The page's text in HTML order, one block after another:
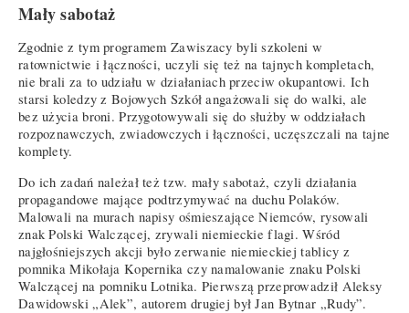
Mały sabotaż
Zgodnie z tym programem Zawiszacy byli szkoleni w
ratownictwie i łączności, uczyli się też na tajnych kompletach,
nie brali za to udziału w działaniach przeciw okupantowi. Ich
starsi koledzy z Bojowych Szkół angażowali się do walki, ale
bez użycia broni. Przygotowywali się do służby w oddziałach
rozpoznawczych, zwiadowczych i łączności, uczęszczali na tajne
komplety.
Do ich zadań należał też tzw. mały sabotaż, czyli działania
propagandowe mające podtrzymywać na duchu Polaków.
Malowali na murach napisy ośmieszające Niemców, rysowali
znak Polski Walczącej, zrywali niemieckie flagi. Wśród
najgłośniejszych akcji było zerwanie niemieckiej tablicy z
pomnika Mikołaja Kopernika czy namalowanie znaku Polski
Walczącej na pomniku Lotnika. Pierwszą przeprowadził Aleksy
Dawidowski „Alek”, autorem drugiej był Jan Bytnar „Rudy”.